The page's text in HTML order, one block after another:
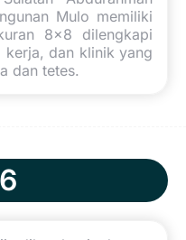
Mulo memiliki
8x8 dilengkapi
kerja, dan klinik yang
dan tetes.